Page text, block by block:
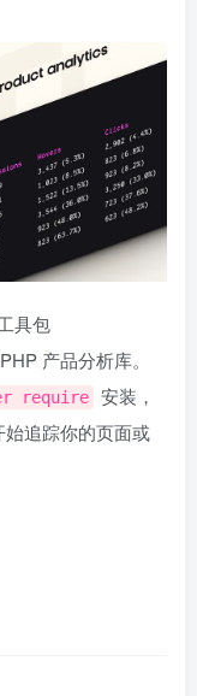
具包
产品分析库。
require
安装，
始追踪你的页面或